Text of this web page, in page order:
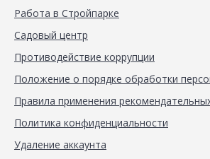
Работа в Стройпарке
Садовый центр
Противодействие коррупции
Положение о порядке обработки
Правила применения
Политика конфиденциальности
Удаление аккаунта